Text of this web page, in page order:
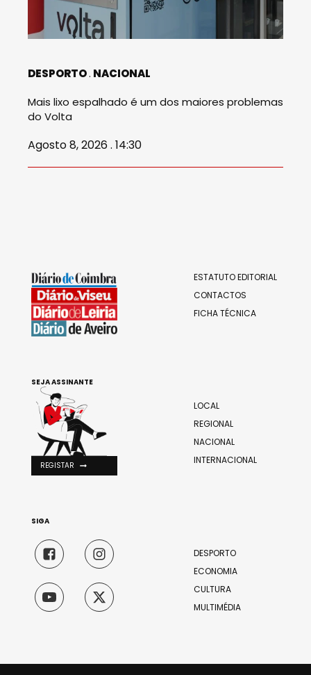
DESPORTO NACIONAL
Mais lixo espalhado é um dos maiores problemas
do Volta
Agosto 8, 2026 . 14:30
ESTATUTO EDITORIAL
CONTACTOS
FICHA TÉCNICA
LOCAL
REGIONAL
NACIONAL
INTERNACIONAL
DESPORTO
ECONOMIA
CULTURA
MULTIMÉDIA
SEJA ASSINANTE
REGISTAR
SIGA